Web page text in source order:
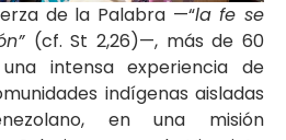
de la Palabra —“la fe se
(cf. St 2,26)—, más de 60
intensa experiencia de
indígenas aisladas
en una misión